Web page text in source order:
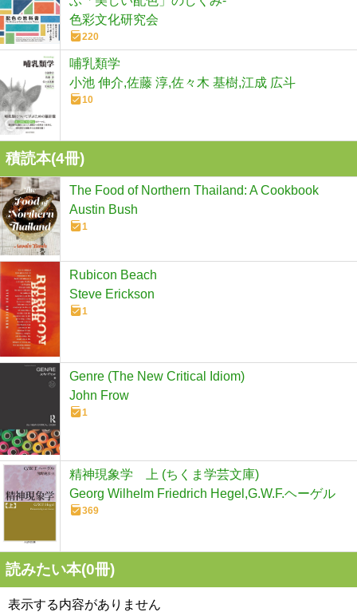
色彩文化研究会
220
哺乳類学
小池 伸介,佐藤 淳,佐々木 基樹,江成 広斗
10
積読本(4冊)
The Food of Northern Thailand: A Cookbook
Austin Bush
1
Rubicon Beach
Steve Erickson
1
Genre (The New Critical Idiom)
John Frow
1
精神現象学 上 (ちくま学芸文庫)
Georg Wilhelm Friedrich Hegel,G.W.F.ヘーゲル
369
読みたい本(0冊)
表示する内容がありません